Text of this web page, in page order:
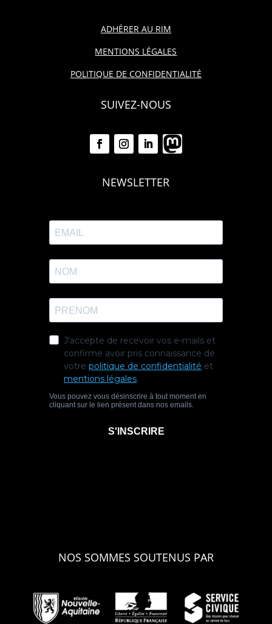
ADHÉRER AU RIM
MENTIONS LÉGALES
POLITIQUE DE CONFIDENTIALITÉ
SUIVEZ-NOUS
NEWSLETTER
NOS SOMMES SOUTENUS PAR